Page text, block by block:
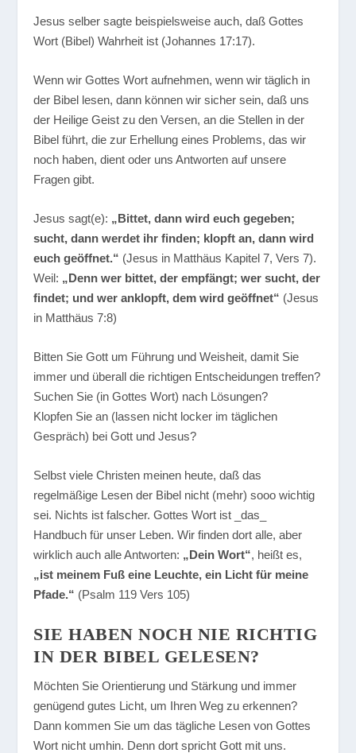
Jesus selber sagte beispielsweise auch, daß Gottes
Wort (Bibel) Wahrheit ist (Johannes 17:17).
Wenn wir Gottes Wort aufnehmen, wenn wir täglich in
der Bibel lesen, dann können wir sicher sein, daß uns
der Heilige Geist zu den Versen, an die Stellen in der
Bibel führt, die zur Erhellung eines Problems, das wir
noch haben, dient oder uns Antworten auf unsere
Fragen gibt.
Jesus sagt(e): „Bittet, dann wird euch gegeben;
sucht, dann werdet ihr finden; klopft an, dann wird
euch geöffnet.“ (Jesus in Matthäus Kapitel 7, Vers 7).
Weil: „Denn wer bittet, der empfängt; wer sucht, der
findet; und wer anklopft, dem wird geöffnet“ (Jesus
in Matthäus 7:8)
Bitten Sie Gott um Führung und Weisheit, damit Sie
immer und überall die richtigen Entscheidungen treffen?
Suchen Sie (in Gottes Wort) nach Lösungen?
Klopfen Sie an (lassen nicht locker im täglichen
Gespräch) bei Gott und Jesus?
Selbst viele Christen meinen heute, daß das
regelmäßige Lesen der Bibel nicht (mehr) sooo wichtig
sei. Nichts ist falscher. Gottes Wort ist _das_
Handbuch für unser Leben. Wir finden dort alle, aber
wirklich auch alle Antworten: „Dein Wort“, heißt es,
„ist meinem Fuß eine Leuchte, ein Licht für meine
Pfade.“ (Psalm 119 Vers 105)
SIE HABEN NOCH NIE RICHTIG
IN DER BIBEL GELESEN?
Möchten Sie Orientierung und Stärkung und immer
genügend gutes Licht, um Ihren Weg zu erkennen?
Dann kommen Sie um das tägliche Lesen von Gottes
Wort nicht umhin. Denn dort spricht Gott mit uns.